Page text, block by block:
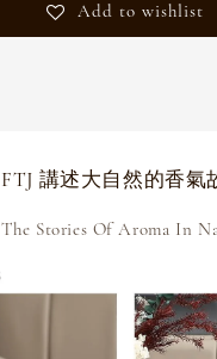
Add to wishlist
FTJ 講述大自然的香氣
The Stories Of Aroma In